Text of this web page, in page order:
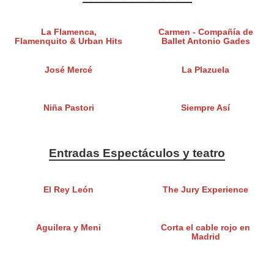
La Flamenca,
Flamenquito & Urban Hits
Carmen - Compañía de
Ballet Antonio Gades
José Mercé La Plazuela
Niña Pastori Siempre Así
Entradas Espectáculos y teatro
El Rey León The Jury Experience
Aguilera y Meni
Corta el cable rojo en
Madrid